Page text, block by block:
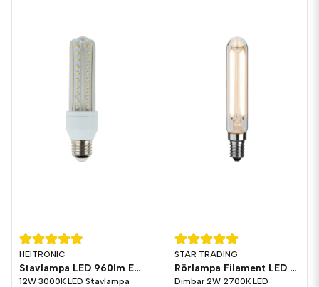
HEITRONIC
Stavlampa LED 960lm E27 3000K
12W 3000K LED Stavlampa
STAR TRADING
Rörlampa Filament LED 150lm E14 2700K Dim
Dimbar 2W 2700K LED